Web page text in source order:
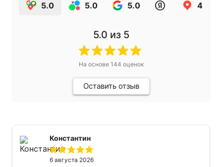
5.0 5.0 5.0 4.9
5.0 из 5
На основе 144 оценок
Оставить отзыв
Константин
6 августа 2026